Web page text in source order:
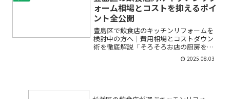
まいそうで不安…」――足...
ォーム相場とコストを抑えるポイ
ント全公開
豊島区で飲食店のキッチンリフォームを
検討中の方へ｜費用相場とコストダウン
術を徹底解説「そろそろお店の厨房を新
しくしたいけど、豊島区でリフォームす
るとどれくらいの費用がかかるの？」
2025.08.03